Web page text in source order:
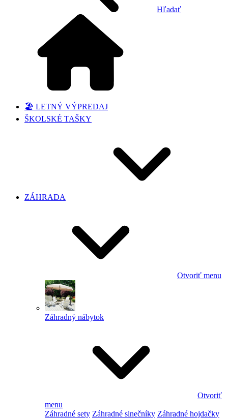
Hľadať
🏖️ LETNÝ VÝPREDAJ
ŠKOLSKÉ TAŠKY
ZÁHRADA
Otvoriť menu
Záhradný nábytok
Otvoriť
menu
Záhradné sety Záhradné slnečníky Záhradné hojdačky